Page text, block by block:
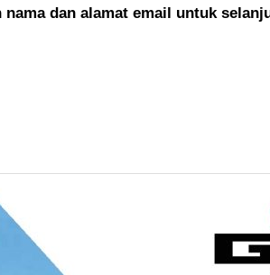
dan alamat email untuk